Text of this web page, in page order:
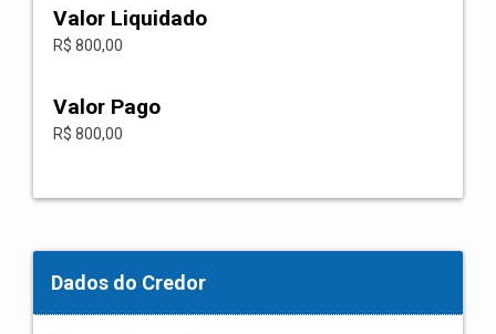
Valor Liquidado
R$ 800,00
Valor Pago
R$ 800,00
Dados do Credor